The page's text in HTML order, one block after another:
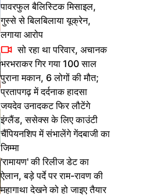
पावरफुल बैलिस्टिक मिसाइल,
गुस्से से बिलबिलाया यूक्रेन,
लगाया आरोप
सो रहा था परिवार, अचानक
भरभराकर गिर गया 100 साल
पुराना मकान, 6 लोगों की मौत;
प्रतापगढ़ में दर्दनाक हादसा
जयदेव उनादकट फिर लौटेंगे
इंग्लैंड, ससेक्स के लिए काउंटी
चैंपियनशिप में संभालेंगे गेंदबाजी का
जिम्मा
'रामायण' की रिलीज डेट का
ऐलान, बड़े पर्दे पर राम-रावण की
महागाथा देखने को हो जाइए तैयार